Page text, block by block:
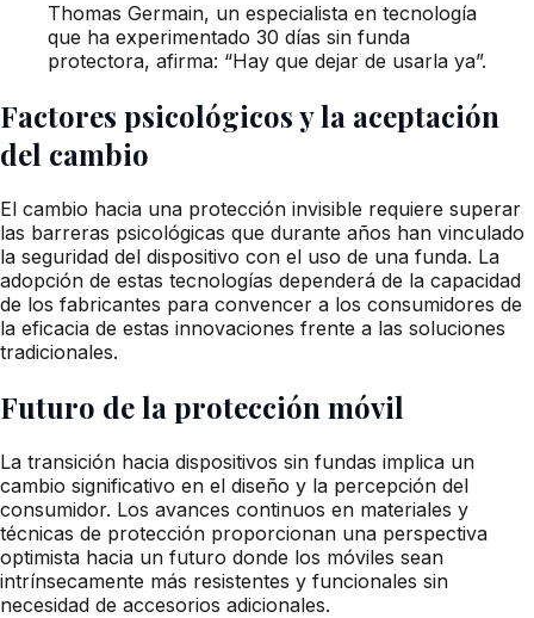
Thomas Germain, un especialista en tecnología
que ha experimentado 30 días sin funda
protectora, afirma: “Hay que dejar de usarla ya”.
Factores psicológicos y la aceptación
del cambio
El cambio hacia una protección invisible requiere superar
las barreras psicológicas que durante años han vinculado
la seguridad del dispositivo con el uso de una funda. La
adopción de estas tecnologías dependerá de la capacidad
de los fabricantes para convencer a los consumidores de
la eficacia de estas innovaciones frente a las soluciones
tradicionales.
Futuro de la protección móvil
La transición hacia dispositivos sin fundas implica un
cambio significativo en el diseño y la percepción del
consumidor. Los avances continuos en materiales y
técnicas de protección proporcionan una perspectiva
optimista hacia un futuro donde los móviles sean
intrínsecamente más resistentes y funcionales sin
necesidad de accesorios adicionales.